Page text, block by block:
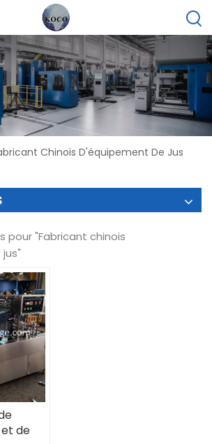
Chinois D'équipement De Jus
pour "Fabricant chinois
de